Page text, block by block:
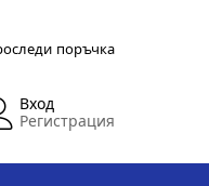
поръчка
Вход
Регистрация